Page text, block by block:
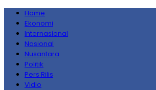
Home
Ekonomi
Internasional
Nasional
Nusantara
Politik
Pers Rilis
Vidio